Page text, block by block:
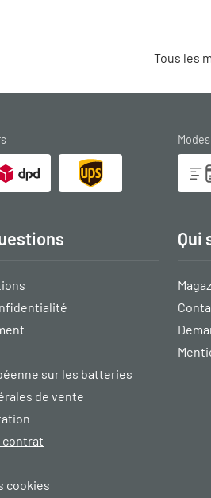
Tous les
sur les batteries
de vente
contrat
cookies
Qui